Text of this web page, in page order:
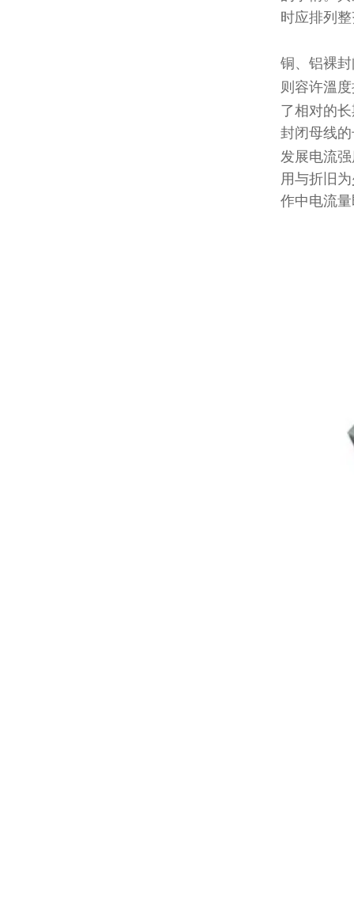
时应排列
铜、铝裸
则容许溫
了相对的
封闭母线
发展电流
用与折旧
作中电流